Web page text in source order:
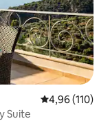
Gemiddelde
4,96 (110)
Suite